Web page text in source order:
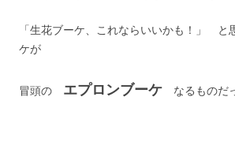
「生花ブーケ、これならいいかも！」 と
ケが
冒頭の エプロンブーケ なるものだ